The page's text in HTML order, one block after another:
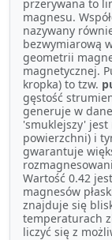
przerywana to
magnesu.
nazywany
bezwymiarową
geometrii
magnetycznej.
kropka) to tzw.
gęstość
generuje w
'smuklejszy' jest
powierzchni) i
gwarantuje
Wartość 0.42
magnesów
znajduje się
temperaturach
liczyć się z